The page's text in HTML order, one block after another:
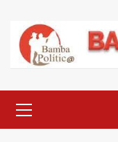
contenido
principal